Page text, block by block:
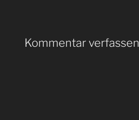
Kommentar verfassen